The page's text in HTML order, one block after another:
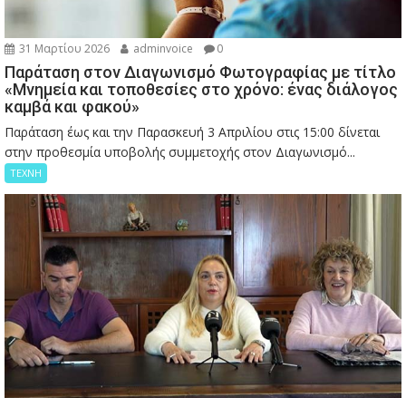
31 Μαρτίου 2026 adminvoice 0
Παράταση στον Διαγωνισμό Φωτογραφίας με τίτλο
«Μνημεία και τοποθεσίες στο χρόνο: ένας διάλογος
καμβά και φακού»
Παράταση έως και την Παρασκευή 3 Απριλίου στις 15:00 δίνεται
στην προθεσμία υποβολής συμμετοχής στον Διαγωνισμό...
ΤΕΧΝΗ